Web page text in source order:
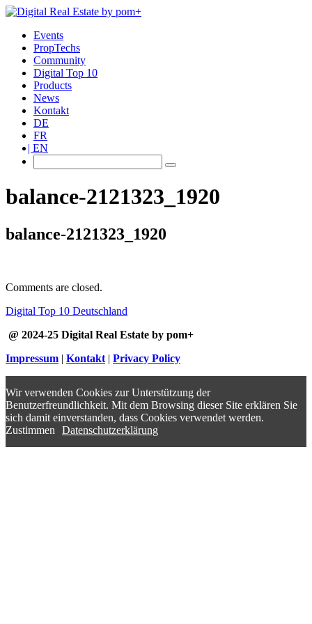
Events
PropTechs
Community
Digital Top 10
Products
News
Kontakt
DE
FR
EN
balance-2121323_1920
balance-2121323_1920
Comments are closed.
Digital Top 10 Deutschland
@ 2024-25 Digital Real Estate by pom+
Impressum | Kontakt | Privacy Policy
Wir verwenden Cookies zur Unterstützung der
Benutzerfreundlichkeit. Mit dem Browsing dieser Site erklären Sie
sich damit einverstanden, dass Cookies verwendet werden.
Zustimmen
Datenschutzerklärung